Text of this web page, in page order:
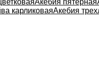
Акебия пятерная
карликоваяАкебия